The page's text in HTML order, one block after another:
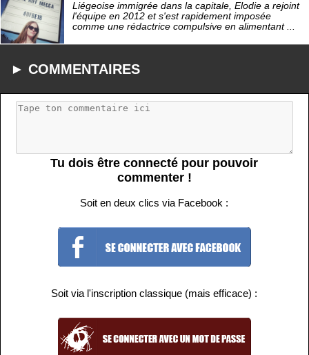
Liégeoise immigrée dans la capitale, Elodie a rejoint
l'équipe en 2012 et s'est rapidement imposée
comme une rédactrice compulsive en alimentant ...
► COMMENTAIRES
Tu dois être connecté pour pouvoir
commenter !
Soit en deux clics via Facebook :
Soit via l'inscription classique (mais efficace) :